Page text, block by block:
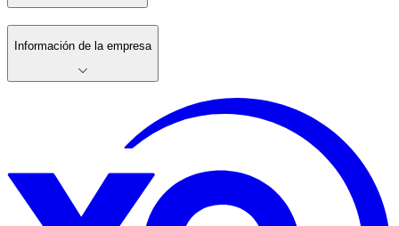
Información de la empresa